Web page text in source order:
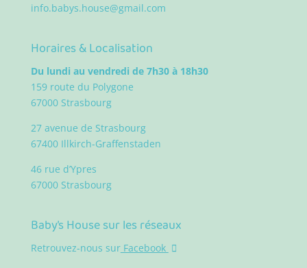
info.babys.house@gmail.com
Horaires & Localisation
Du lundi au vendredi de 7h30 à 18h30
159 route du Polygone
67000 Strasbourg
27 avenue de Strasbourg
67400 Illkirch-Graffenstaden
46 rue d’Ypres
67000 Strasbourg
Baby’s House sur les réseaux
Retrouvez-nous surFacebook